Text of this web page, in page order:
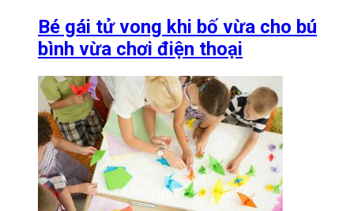
Bé gái tử vong khi bố vừa cho bú
bình vừa chơi điện thoại